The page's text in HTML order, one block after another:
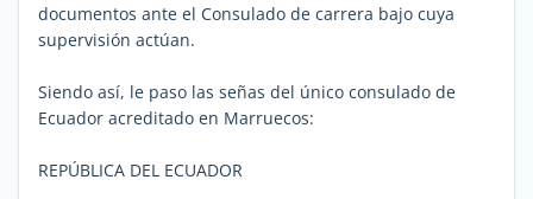
documentos ante el Consulado de carrera bajo cuya
supervisión actúan.
Siendo así, le paso las señas del único consulado de
Ecuador acreditado en Marruecos:
REPÚBLICA DEL ECUADOR